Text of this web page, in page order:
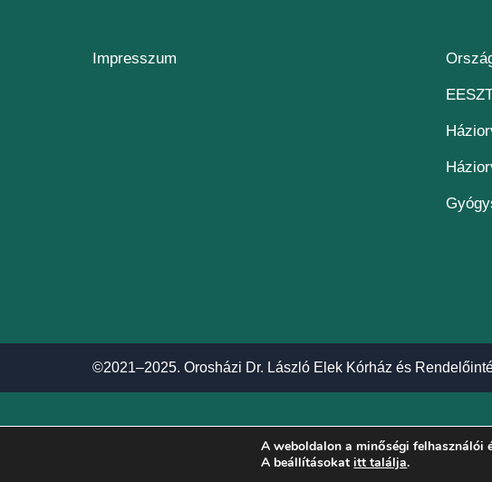
Impresszum
©2021–2025. Orosházi Dr. László Elek Kórház és
A weboldalon a minőségi felhasználói
A beállításokatitt találja.